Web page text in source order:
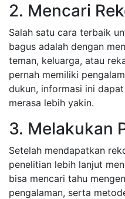
2. Mencari
Salah satu cara terbaik
bagus adalah dengan
teman, keluarga, atau
pernah memiliki
dukun, informasi ini
merasa lebih yakin.
3. Melakukan
Setelah mendapatkan
penelitian lebih lanjut
bisa mencari tahu
pengalaman, serta